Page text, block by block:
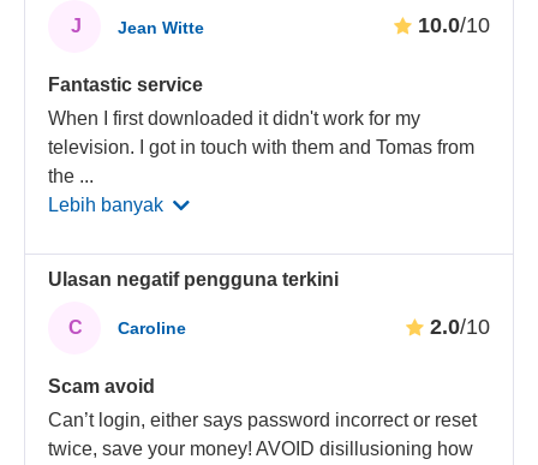
J Jean Witte 10.0/10
Fantastic service
When I first downloaded it didn't work for my
television. I got in touch with them and Tomas from
the ...
Lebih banyak
Ulasan negatif pengguna terkini
C Caroline 2.0/10
Scam avoid
Can’t login, either says password incorrect or reset
twice, save your money! AVOID disillusioning how